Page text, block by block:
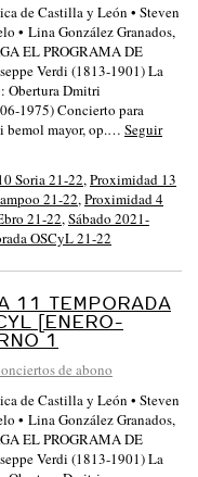
de Castilla y León • Steven
• Lina González Granados,
EL PROGRAMA DE
Verdi (1813-1901) La
Obertura Dmitri
1975) Concierto para
bemol mayor, op.… Seguir
Soria 21-22,Proximidad 13
21-22,Proximidad 4
21-22,Sábado 2021-
OSCyL 21-22
11 TEMPORADA
[ENERO-
1
de abono
de Castilla y León • Steven
• Lina González Granados,
EL PROGRAMA DE
Verdi (1813-1901) La